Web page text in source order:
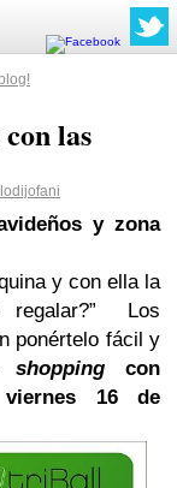
las
y zona
y con ella la
regalar?” Los
ponértelo fácil y
shoppingcon
viernes 16 de